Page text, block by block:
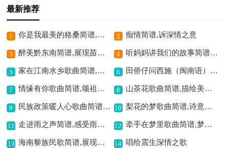
最新推荐
1 你是我最美的格桑简谱,歌颂绝美爱情 2 痴情简谱,诉深情之意
3 醉美黔东南简谱,展现苗乡风情 4 听妈妈讲我们的故事简谱,回忆温暖童年时光
5 家在江南水乡歌曲简谱,描绘扬州之美 6 田侨仔问西施（闽南语）歌曲简谱,诉说浪漫闽南风情
7 情缘有你歌曲简谱,颂祖国深情恋歌 8 山茶花歌曲简谱,描绘美好意境
9 民族政策暖人心歌曲简谱,体现政策关怀情 10 梨花的梦歌曲简谱,诗意梦境之韵
11 走进雨之声简谱,感受雨的意境 12 牵手在梦里歌曲简谱,梦里牵手情悠长
13 海南黎族民歌简谱,展现十二月风情 14 唱给震生深情之歌